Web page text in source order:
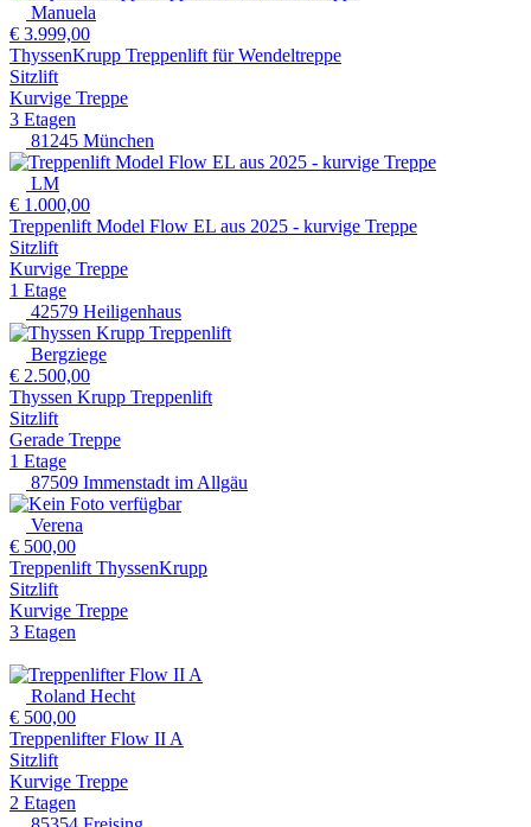
Manuela
€ 3.999,00
ThyssenKrupp Treppenlift für Wendeltreppe
Sitzlift
Kurvige Treppe
3 Etagen
81245 München
LM
€ 1.000,00
Treppenlift Model Flow EL aus 2025 - kurvige Treppe
Sitzlift
Kurvige Treppe
1 Etage
42579 Heiligenhaus
Bergziege
€ 2.500,00
Thyssen Krupp Treppenlift
Sitzlift
Gerade Treppe
1 Etage
87509 Immenstadt im Allgäu
Verena
€ 500,00
Treppenlift ThyssenKrupp
Sitzlift
Kurvige Treppe
3 Etagen
Roland Hecht
€ 500,00
Treppenlifter Flow II A
Sitzlift
Kurvige Treppe
2 Etagen